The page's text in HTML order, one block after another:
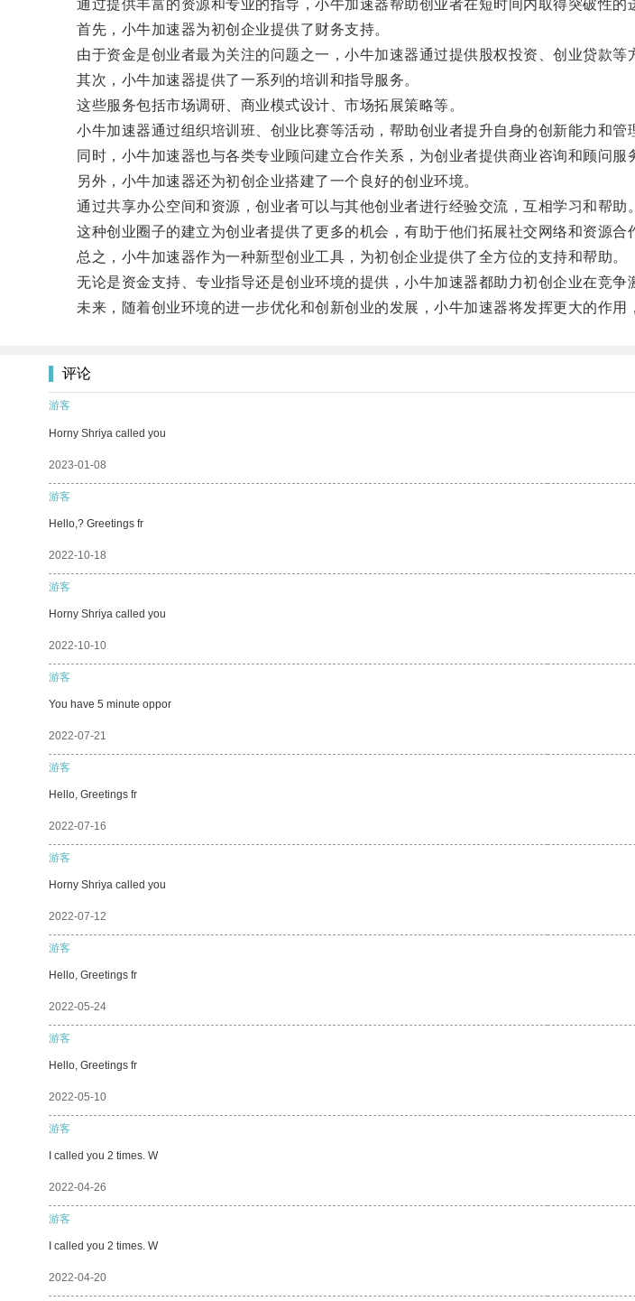
通过提供丰富的资源和专业的指导，小牛加速器帮助创业者在短时间内取得突破性的
首先，小牛加速器为初创企业提供了财务支持。
由于资金是创业者最为关注的问题之一，小牛加速器通过提供股权投资、创业贷款等
其次，小牛加速器提供了一系列的培训和指导服务。
这些服务包括市场调研、商业模式设计、市场拓展策略等。
小牛加速器通过组织培训班、创业比赛等活动，帮助创业者提升自身的创新能力和管
同时，小牛加速器也与各类专业顾问建立合作关系，为创业者提供商业咨询和顾问服
另外，小牛加速器还为初创企业搭建了一个良好的创业环境。
通过共享办公空间和资源，创业者可以与其他创业者进行经验交流，互相学习和帮助。
这种创业圈子的建立为创业者提供了更多的机会，有助于他们拓展社交网络和资源合
总之，小牛加速器作为一种新型创业工具，为初创企业提供了全方位的支持和帮助。
无论是资金支持、专业指导还是创业环境的提供，小牛加速器都助力初创企业在竞争
未来，随着创业环境的进一步优化和创新创业的发展，小牛加速器将发挥更大的作用
评论
游客
Horny Shriya called you
2023-01-08
游客
Hello,? Greetings fr
2022-10-18
游客
Horny Shriya called you
2022-10-10
游客
You have 5 minute oppor
2022-07-21
游客
Hello, Greetings fr
2022-07-16
游客
Horny Shriya called you
2022-07-12
游客
Hello, Greetings fr
2022-05-24
游客
Hello, Greetings fr
2022-05-10
游客
I called you 2 times. W
2022-04-26
游客
I called you 2 times. W
2022-04-20